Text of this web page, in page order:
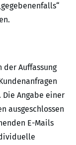
der Auffassung
Die Angabe einer
ausgeschlossen
E-Mails